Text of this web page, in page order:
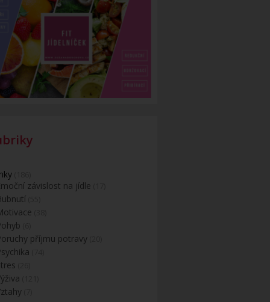
závislost na jídle
příjmu potravy